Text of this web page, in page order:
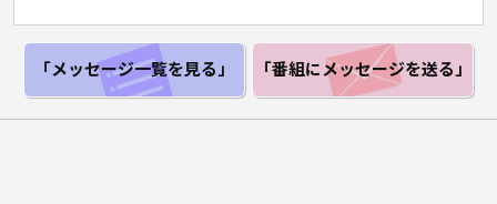
「メッセージ一覧を見る」 「番組にメッセージを送る」